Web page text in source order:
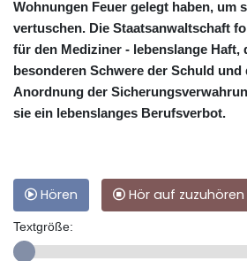
Wohnungen Feuer gelegt haben, um
vertuschen. Die Staatsanwaltschaft
für den Mediziner - lebenslange Haft,
besonderen Schwere der Schuld und
Anordnung der
sie ein lebenslanges Berufsverbot.
Hören Hör auf zuzuhören
Textgröße: